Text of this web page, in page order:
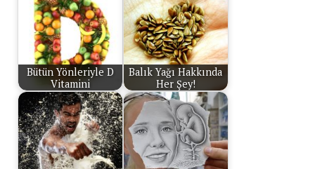
Bütün Yönleriyle D
Vitamini
Balık Yağı Hakkında
Her Şey!